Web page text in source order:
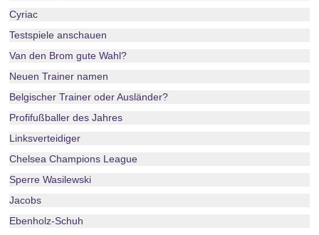
Cyriac
Testspiele anschauen
Van den Brom gute Wahl?
Neuen Trainer namen
Belgischer Trainer oder Ausländer?
Profifußballer des Jahres
Linksverteidiger
Chelsea Champions League
Sperre Wasilewski
Jacobs
Ebenholz-Schuh